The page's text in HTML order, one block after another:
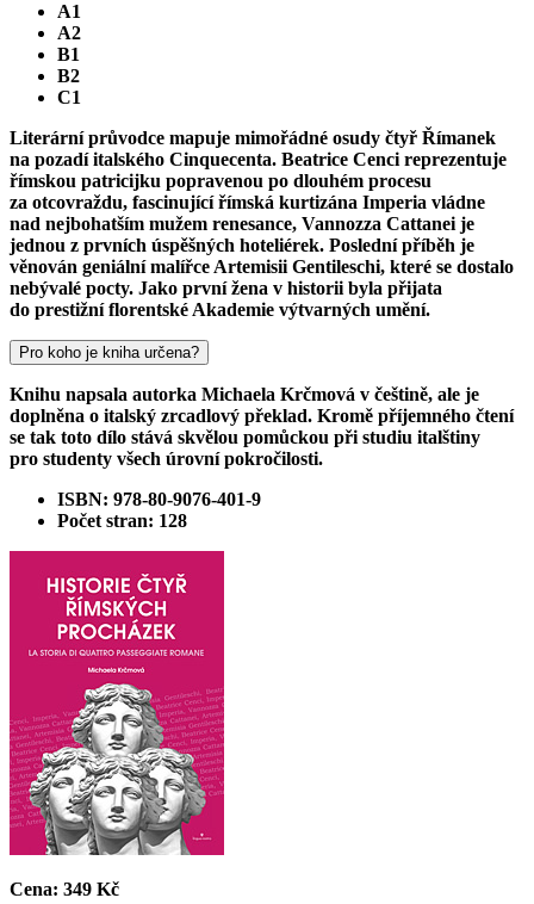
A1
A2
B1
B2
C1
Literární průvodce mapuje mimořádné osudy čtyř Římanek
na pozadí italského Cinquecenta. Beatrice Cenci reprezentuje
římskou patricijku popravenou po dlouhém procesu
za otcovraždu, fascinující římská kurtizána Imperia vládne
nad nejbohatším mužem renesance, Vannozza Cattanei je
jednou z prvních úspěšných hoteliérek. Poslední příběh je
věnován geniální malířce Artemisii Gentileschi, které se dostalo
nebývalé pocty. Jako první žena v historii byla přijata
do prestižní florentské Akademie výtvarných umění.
Pro koho je kniha určena?
Knihu napsala autorka Michaela Krčmová v češtině, ale je
doplněna o italský zrcadlový překlad. Kromě příjemného čtení
se tak toto dílo stává skvělou pomůckou při studiu italštiny
pro studenty všech úrovní pokročilosti.
ISBN: 978-80-9076-401-9
Počet stran: 128
Cena: 349 Kč